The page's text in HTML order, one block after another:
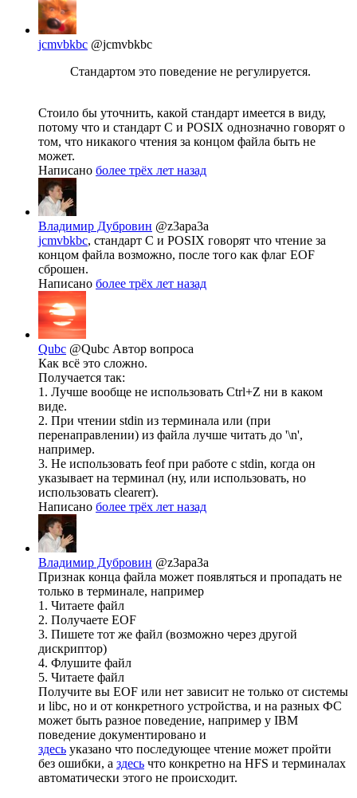
jcmvbkbc @jcmvbkbc
Стандартом это поведение не регулируется.
Стоило бы уточнить, какой стандарт имеется в виду,
потому что и стандарт C и POSIX однозначно говорят о
том, что никакого чтения за концом файла быть не
может.
Написано более трёх лет назад
Владимир Дубровин @z3apa3a
jcmvbkbc, стандарт C и POSIX говорят что чтение за
концом файла возможно, после того как флаг EOF
сброшен.
Написано более трёх лет назад
Qubc @Qubc Автор вопроса
Как всё это сложно.
Получается так:
1. Лучше вообще не использовать Ctrl+Z ни в каком
виде.
2. При чтении stdin из терминала или (при
перенаправлении) из файла лучше читать до '\n',
например.
3. Не использовать feof при работе с stdin, когда он
указывает на терминал (ну, или использовать, но
использовать clearerr).
Написано более трёх лет назад
Владимир Дубровин @z3apa3a
Признак конца файла может появляться и пропадать не
только в терминале, например
1. Читаете файл
2. Получаете EOF
3. Пишете тот же файл (возможно через другой
дискриптор)
4. Флушите файл
5. Читаете файл
Получите вы EOF или нет зависит не только от системы
и libc, но и от конкретного устройства, и на разных ФС
может быть разное поведение, например у IBM
поведение документировано и
здесь указано что последующее чтение может пройти
без ошибки, а здесь что конкретно на HFS и терминалах
автоматически этого не происходит.